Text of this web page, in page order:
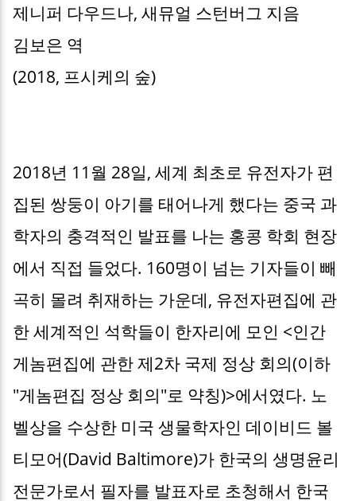
제니퍼 다우드나, 새뮤얼 스턴버그 지음
김보은 역
(2018, 프시케의 숲)
2018년 11월 28일, 세계 최초로 유전자가 편
집된 쌍둥이 아기를 태어나게 했다는 중국 과
학자의 충격적인 발표를 나는 홍콩 학회 현장
에서 직접 들었다. 160명이 넘는 기자들이 빼
곡히 몰려 취재하는 가운데, 유전자편집에 관
한 세계적인 석학들이 한자리에 모인 <인간
게놈편집에 관한 제2차 국제 정상 회의(이하
"게놈편집 정상 회의"로 약칭)>에서였다. 노
벨상을 수상한 미국 생물학자인 데이비드 볼
티모어(David Baltimore)가 한국의 생명윤리
전문가로서 필자를 발표자로 초청해서 한국